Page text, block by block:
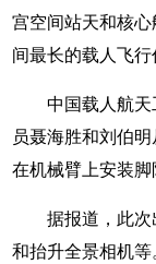
宫空间站天和核
间最长的载人飞行
中国载人航
员聂海胜和刘伯
在机械臂上安装脚
据报道，此
和抬升全景相机等